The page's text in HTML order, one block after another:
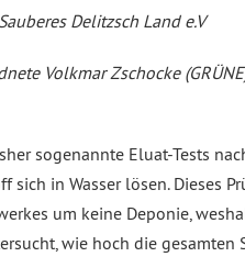
Delitzsch Land e.V
Volkmar Zschocke (GRÜNE)
sogenannte Eluat-Tests
in Wasser lösen.
um keine Deponie,
wie hoch die